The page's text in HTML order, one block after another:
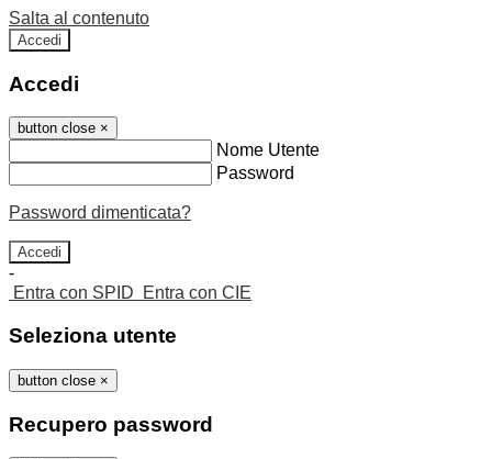
Salta al contenuto
Accedi
Accedi
button close ×
Nome Utente
Password
Password dimenticata?
-
Entra con SPID
Entra con CIE
Seleziona utente
button close ×
Recupero password